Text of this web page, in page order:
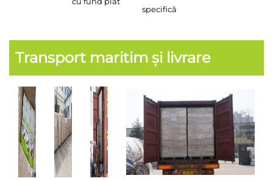
specifică
Transport maritim și livrare